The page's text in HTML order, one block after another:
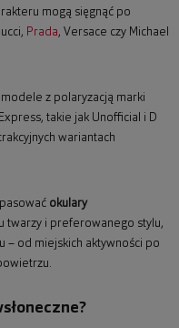
mogą sięgnąć po
Prada, Versace czy Michael
z polaryzacją marki
takie jak Unofficial i D
wariantach
okulary
twarzy i preferowanego stylu,
– od miejskich aktywności po